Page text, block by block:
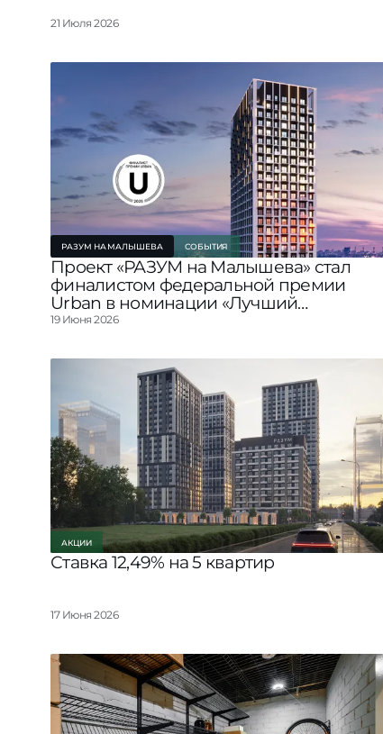
21 Июля 2026
РАЗУМ НА МАЛЫШЕВА СОБЫТИЯ
Проект «РАЗУМ на Малышева» стал
финалистом федеральной премии
Urban в номинации «Лучший
строящийся жилой комплекс
19 Июня 2026
АКЦИИ
Ставка 12,49% на 5 квартир
17 Июня 2026